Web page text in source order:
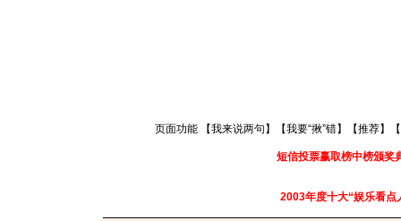
页面功能 【我来说两句 】【我要“揪”错】【推荐】
短信投票赢取榜中榜颁奖
2003年度十大“娱乐看点